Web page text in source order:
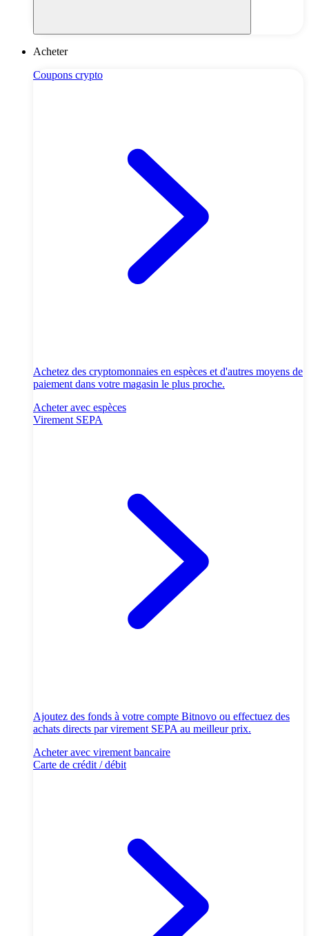
Acheter
Coupons crypto
Achetez des cryptomonnaies en espèces et d'autres moyens de
paiement dans votre magasin le plus proche.
Acheter avec espèces
Virement SEPA
Ajoutez des fonds à votre compte Bitnovo ou effectuez des
achats directs par virement SEPA au meilleur prix.
Acheter avec virement bancaire
Carte de crédit / débit